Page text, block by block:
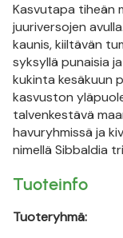
Kasvutapa tiheän
juuriversojen
kaunis, kiiltävän
syksyllä punaisia
kukinta kesäkuun
kasvuston
talvenkestävä
havuryhmissä ja
nimellä Sibbaldia
Tuoteinfo
Tuoteryhmä: